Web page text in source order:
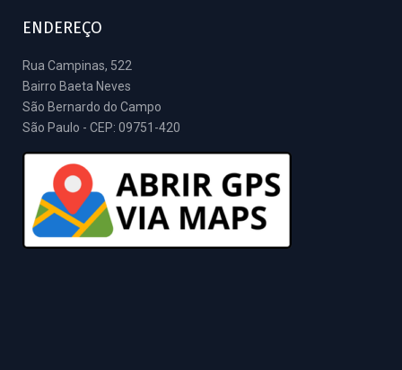
ENDEREÇO
Rua Campinas, 522
Bairro Baeta Neves
São Bernardo do Campo
São Paulo - CEP: 09751-420